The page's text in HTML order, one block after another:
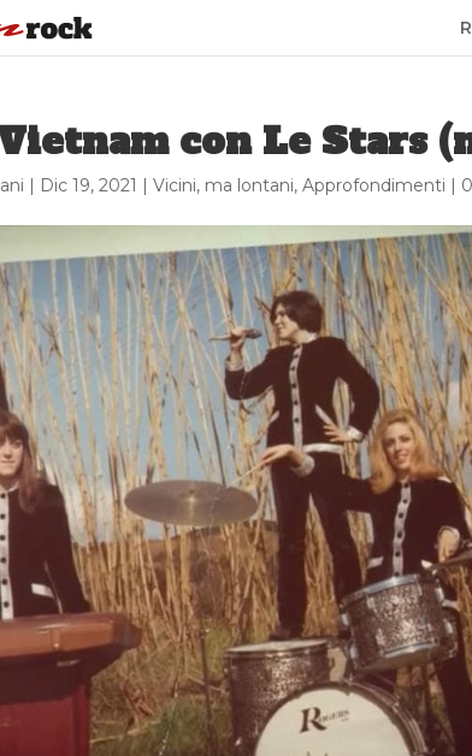
con Le Stars
| Dic 19, 2021 | Vicini, ma lontani, Approfondimenti |